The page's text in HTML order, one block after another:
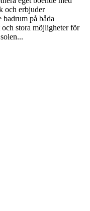
och erbjuder
på båda
stora möjligheter för